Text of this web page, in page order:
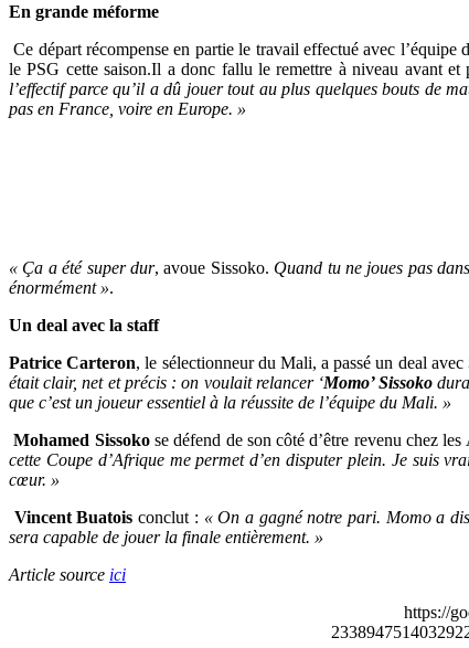
En grande méforme
Ce départ récompense en partie le travail effectué avec
le PSG cette saison.Il a donc fallu le remettre à niveau avant
l’effectif parce qu’il a dû jouer tout au plus quelques bouts de
pas en France, voire en Europe. »
« Ça a été super dur, avoue Sissoko. Quand tu ne joues pas
énormément ».
Un deal avec la staff
Patrice Carteron, le sélectionneur du Mali, a passé un deal avec
était clair, net et précis : on voulait relancer ‘Momo’ Sissoko
que c’est un joueur essentiel à la réussite de l’équipe du Mali. »
Mohamed Sissokose défend de son côté d’être revenu chez
cette Coupe d’Afrique me permet d’en disputer plein. Je suis
cœur. »
Vincent Buatois conclut : « On a gagné notre pari. Momo a
sera capable de jouer la finale entièrement. »
Article source ici
https://